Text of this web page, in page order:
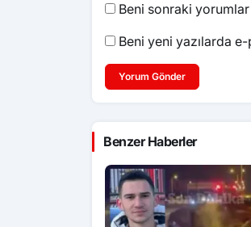
Beni sonraki
Beni yeni yazılarda
Yorum Gönder
Benzer Haberler